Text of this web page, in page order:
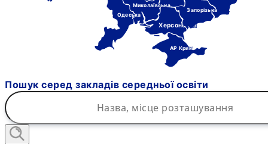
Херсонська
АР Крим
Миколаївська
Одеська
Запорізька
Пошук серед закладів середньої освіти